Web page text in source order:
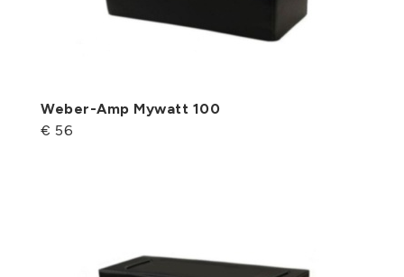
Weber-Amp Mywatt 100
€ 56